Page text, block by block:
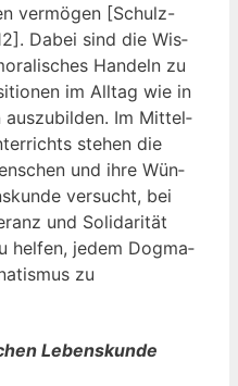
ver­mö­gen [Schulz-
Dabei sind die Wis­
Han­deln zu
im All­tag wie in
aus­zu­bil­den. Im Mit­tel­
ste­hen die
und ihre Wün­
ver­sucht, bei
und Soli­da­ri­tät
hel­fen, jedem Dog­ma­
zu
Lebenskunde